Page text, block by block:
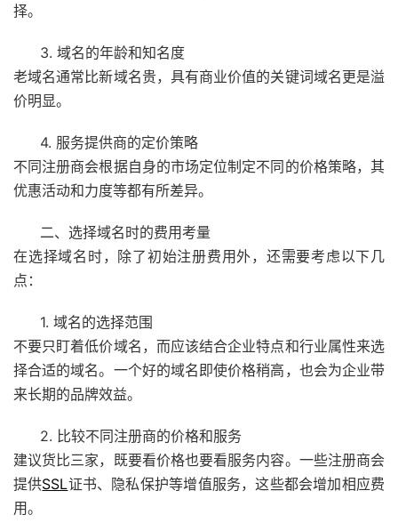
择。
3. 域名的年龄和知名度
老域名通常比新域名贵，具有商业价值的关键词域名更是溢
价明显。
4. 服务提供商的定价策略
不同注册商会根据自身的市场定位制定不同的价格策略，其
优惠活动和力度等都有所差异。
二、选择域名时的费用考量
在选择域名时，除了初始注册费用外，还需要考虑以下几
点：
1. 域名的选择范围
不要只盯着低价域名，而应该结合企业特点和行业属性来选
择合适的域名。一个好的域名即使价格稍高，也会为企业带
来长期的品牌效益。
2. 比较不同注册商的价格和服务
建议货比三家，既要看价格也要看服务内容。一些注册商会
提供SSL证书、隐私保护等增值服务，这些都会增加相应费
用。